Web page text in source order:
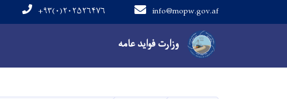
وزارت فواید عامه
info@mopw.gov.af +۹۳(۰)۲۰۲۵۲۶۴۷۶
Main navigation